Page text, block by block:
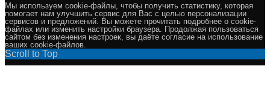
Мы используем cookie-файлы, чтобы получить статистику, которая
помогает нам улучшить сервис для Вас с целью персонализации
сервисов и предложений. Вы можете прочитать подробнее о cookie-
файлах или изменить настройки браузера. Продолжая пользоваться
сайтом без изменения настроек, вы даёте согласие на использование
ваших cookie-файлов.
Scroll to Top